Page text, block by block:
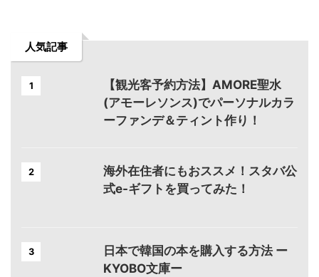
人気記事
1
【観光客予約方法】AMORE聖水
(アモーレソンス)でパーソナルカラ
ーファンデ＆ティント作り！
2
海外在住者にもおススメ！スタバ公
式e-ギフトを買ってみた！
3
日本で韓国の本を購入する方法 ー
KYOBO文庫ー